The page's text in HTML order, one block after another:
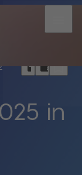
headphoneschrome_reader_modebookmark_border
in